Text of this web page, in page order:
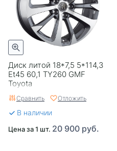
1 год
Черный с полировкой
Легковые
Россия
Skad
Диск литой 18*7,5 5*114,3
Et45 60,1 TY260 GMF
Toyota
Сравнить Отложить
В наличии
Цена за 1 шт. 20 900 руб.